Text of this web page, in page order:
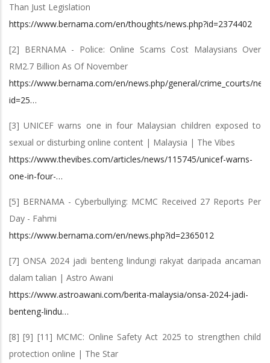
Than Just Legislation
https://www.bernama.com/en/thoughts/news.php?id=2374402
[2] BERNAMA - Police: Online Scams Cost Malaysians Over
RM2.7 Billion As Of November
https://www.bernama.com/en/news.php/general/crime_courts/
id=25…
[3] UNICEF warns one in four Malaysian children exposed to
sexual or disturbing online content | Malaysia | The Vibes
https://www.thevibes.com/articles/news/115745/unicef-warns-
one-in-four-…
[5] BERNAMA - Cyberbullying: MCMC Received 27 Reports Per
Day - Fahmi
https://www.bernama.com/en/news.php?id=2365012
[7] ONSA 2024 jadi benteng lindungi rakyat daripada ancaman
dalam talian | Astro Awani
https://www.astroawani.com/berita-malaysia/onsa-2024-jadi-
benteng-lindu…
[8] [9] [11] MCMC: Online Safety Act 2025 to strengthen child
protection online | The Star